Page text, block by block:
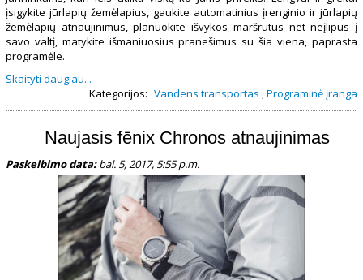
įsigykite jūrlapių žemėlapius, gaukite automatinius įrenginio ir jūrlapių
žemėlapių atnaujinimus, planuokite išvykos maršrutus net neįlipus į
savo valtį, matykite išmaniuosius pranešimus su šia viena, paprasta
programėle.
Skaityti daugiau...
Kategorijos: Vandens transportas ,Programinė įranga
Naujasis fēnix Chronos atnaujinimas
Paskelbimo data:bal. 5, 2017, 5:55 p.m.